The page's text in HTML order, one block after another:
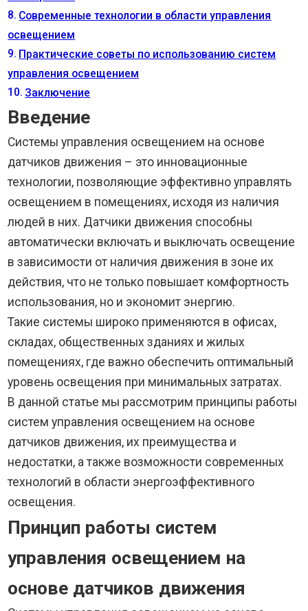
Современные технологии в области управления
освещением
Практические советы по использованию систем
управления освещением
Заключение
Введение
Системы управления освещением на основе
датчиков движения – это инновационные
технологии, позволяющие эффективно управлять
освещением в помещениях, исходя из наличия
людей в них. Датчики движения способны
автоматически включать и выключать освещение
в зависимости от наличия движения в зоне их
действия, что не только повышает комфортность
использования, но и экономит энергию.
Такие системы широко применяются в офисах,
складах, общественных зданиях и жилых
помещениях, где важно обеспечить оптимальный
уровень освещения при минимальных затратах.
В данной статье мы рассмотрим принципы работы
систем управления освещением на основе
датчиков движения, их преимущества и
недостатки, а также возможности современных
технологий в области энергоэффективного
освещения.
Принцип работы систем
управления освещением на
основе датчиков движения